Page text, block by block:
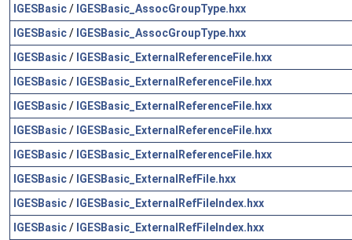
IGESBasic/ IGESBasic_AssocGroupType.hxx
IGESBasic/ IGESBasic_AssocGroupType.hxx
IGESBasic/ IGESBasic_ExternalReferenceFile.hxx
IGESBasic/ IGESBasic_ExternalReferenceFile.hxx
IGESBasic/ IGESBasic_ExternalReferenceFile.hxx
IGESBasic/ IGESBasic_ExternalReferenceFile.hxx
IGESBasic/ IGESBasic_ExternalReferenceFile.hxx
IGESBasic/ IGESBasic_ExternalRefFile.hxx
IGESBasic/ IGESBasic_ExternalRefFileIndex.hxx
IGESBasic/ IGESBasic_ExternalRefFileIndex.hxx